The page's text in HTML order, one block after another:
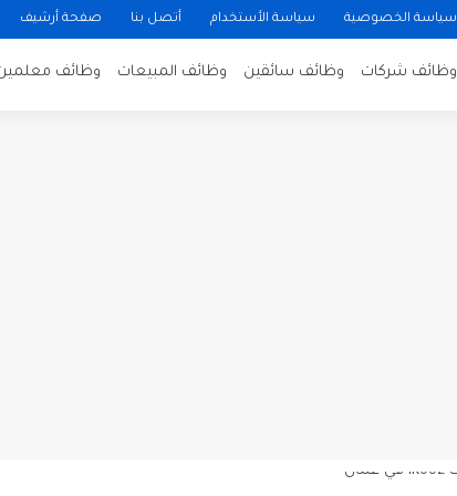
سياسة الخصوصية سياسة الأستخدام أتصل بنا صفحة أرشيف
وظائف شركات وظائف سائقين وظائف المبيعات وظائف